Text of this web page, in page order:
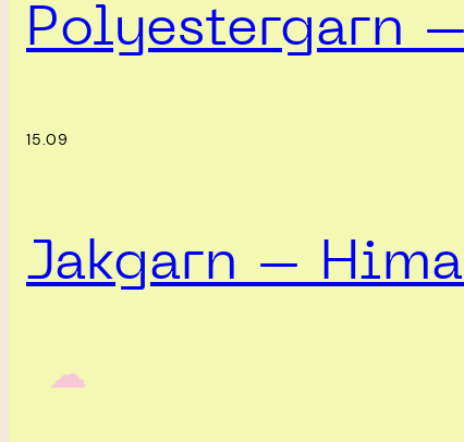
Polyestergarn
15.09
Jakgarn –
‎ ‎‎ ☁︎‎‎